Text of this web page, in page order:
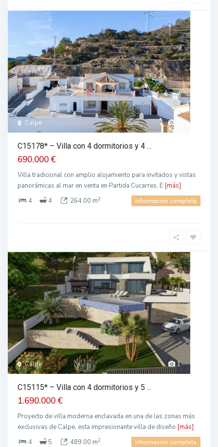
Calpe
C15178* – Villa con 4 dormitorios y 4 ...
690.000 €
Villa tradicional con amplio alojamiento para invitados y vistas
panorámicas al mar en venta en Partida Cucarres, E [más]
4
4 264.00 m2 información completa
1
Calpe
C15115* – Villa con 4 dormitorios y 5 ...
1.690.000 €
Proyecto de villa moderna enclavada en una de las zonas más
exclusivas de Calpe, esta impresionante villa de diseño [más]
4
5 489.00 m2 información completa